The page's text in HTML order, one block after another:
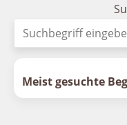
Meist gesuchte